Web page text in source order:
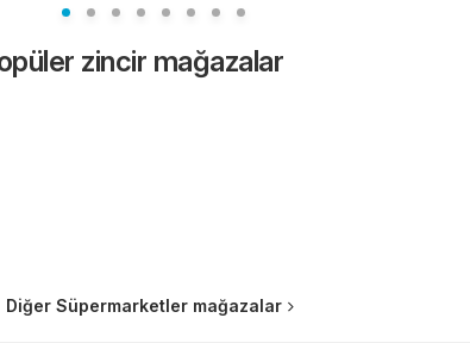
zincir mağazalar
Diğer Süpermarketler mağazalar